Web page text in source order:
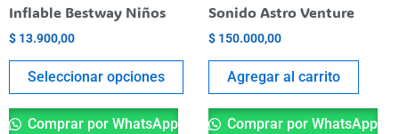
Inflable Bestway Niños
$ 13.900,00
Seleccionar opciones
producto
Comprar por WhatsApp
Sonido Astro Venture
$ 150.000,00
Agregar al carrito
Comprar por WhatsApp